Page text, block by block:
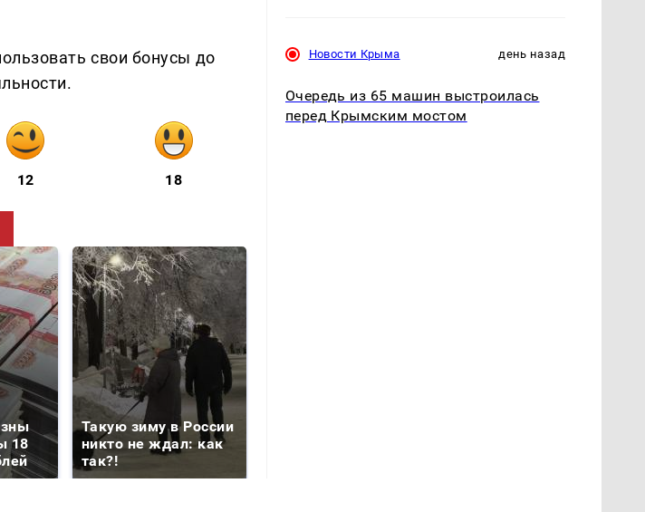
свои бонусы до
12 18
18
Такую зиму в России
никто не ждал: как
так?!
Новости Крыма день назад
Очередь из 65 машин выстроилась
перед Крымским мостом